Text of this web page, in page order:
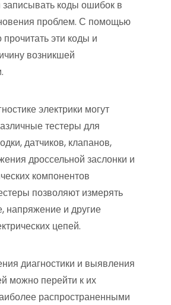
записывать коды ошибок в
проблем. С помощью
эти коды и
возникшей
электрики могут
тестеры для
датчиков, клапанов,
дроссельной заслонки и
компонентов
позволяют измерять
напряжение и другие
цепей.
диагностики и выявления
можно перейти к их
распространенными